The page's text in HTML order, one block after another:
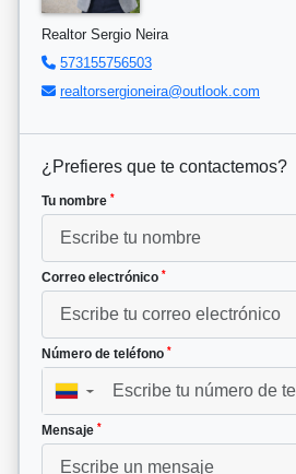
Realtor Sergio Neira
573155756503
realtorsergioneira@outlook.com
¿Prefieres que te contactemos?
Tu nombre *
Correo electrónico *
Número de teléfono *
▼
Mensaje *